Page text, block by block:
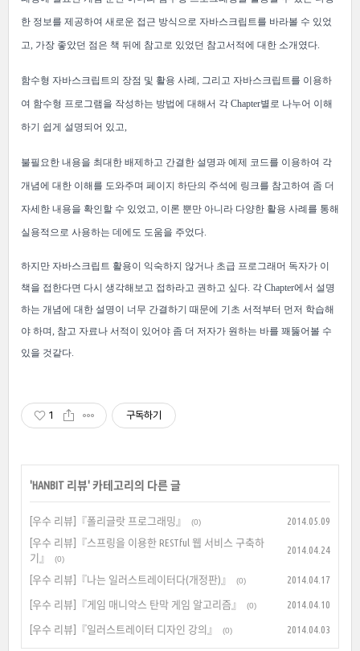
한 정보를 제공하여 새로운 접근 방식으로 자바스크립트를 바라볼 수 있었
고, 가장 좋았던 점은 책 뒤에 참고로 있었던 참고서적에 대한 소개였다.
함수형 자바스크립트의 장점 및 활용 사례, 그리고 자바스크립트를 이용하
여 함수형 프로그램을 작성하는 방법에 대해서 각 Chapter별로 나누어 이해
하기 쉽게 설명되어 있고,
불필요한 내용을 최대한 배제하고 간결한 설명과 예제 코드를 이용하여 각
개념에 대한 이해를 도와주며 페이지 하단의 주석에 링크를 참고하여 좀 더
자세한 내용을 확인할 수 있었고, 이론 뿐만 아니라 다양한 활용 사례를 통해
실용적으로 사용하는 데에도 도움을 주었다.
하지만 자바스크립트 활용이 익숙하지 않거나 초급 프로그래머 독자가 이
책을 접한다면 다시 생각해보고 접하라고 권하고 싶다. 각 Chapter에서 설명
하는 개념에 대한 설명이 너무 간결하기 때문에 기초 서적부터 먼저 학습해
야 하며, 참고 자료나 서적이 있어야 좀 더 저자가 원하는 바를 꽤뚫어볼 수
있을 것같다.
1 구독하기
'HANBIT 리뷰' 카테고리의 다른 글
[우수 리뷰]『폴리글랏 프로그래밍』 (0)
2014.05.09
[우수 리뷰]『스프링을 이용한 RESTful 웹 서비스 구축하
기』
(0)
2014.04.24
[우수 리뷰]『나는 일러스트레이터다(개정판)』 (0) 2014.04.17
[우수 리뷰]『게임 매니악스 탄막 게임 알고리즘』 (0) 2014.04.10
[우수 리뷰]『일러스트레이터 디자인 강의』 (0) 2014.04.03